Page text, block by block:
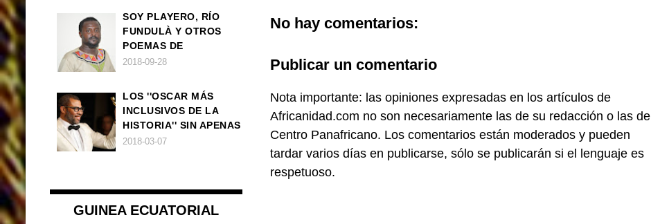
No hay comentarios:
Publicar un comentario
Nota importante: las opiniones expresadas en los artículos de
Africanidad.com no son necesariamente las de su redacción o las de
Centro Panafricano. Los comentarios están moderados y pueden
tardar varios días en publicarse, sólo se publicarán si el lenguaje es
respetuoso.
SOY PLAYERO, RÍO
FUNDULÀ Y OTROS
POEMAS DE
FRANCISCO
2018-09-28
LOS ''OSCAR MÁS
INCLUSIVOS DE LA
HISTORIA'' SIN APENAS
TRIUNFOS AFRO
2018-03-07
GUINEA ECUATORIAL